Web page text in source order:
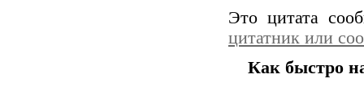
Это цитата
цитатник или
Как быстро